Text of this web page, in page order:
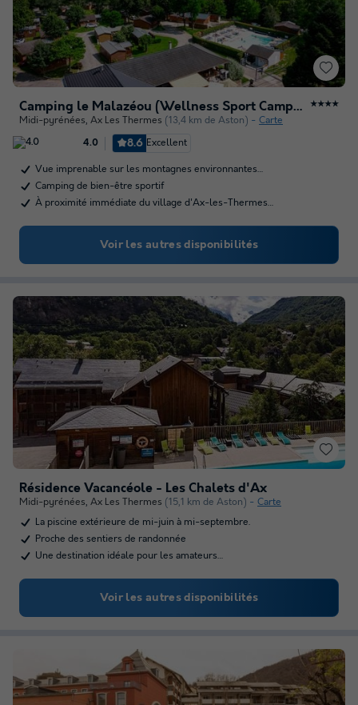
Camping le Malazéou (Wellness Sport Camping) ★★★★
Midi-pyrénées, Ax Les Thermes (13,4 km de Aston) Carte
4.0 8.6 Excellent
Vue imprenable sur les montagnes environnantes…
Camping de bien-être sportif
À proximité immédiate du village d'Ax-les-Thermes…
Voir les autres disponibilités
Résidence Vacancéole - Les Chalets d'Ax
Midi-pyrénées, Ax Les Thermes (15,1 km de Aston)
Carte
La piscine extérieure de mi-juin à mi-septembre.
Proche des sentiers de randonnée
Une destination idéale pour les amateurs…
Voir les autres disponibilités